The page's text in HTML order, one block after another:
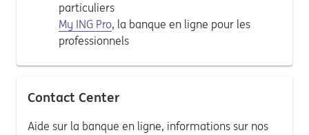
particuliers
My ING Pro, la banque en ligne pour les
professionnels
Contact Center
Aide sur la banque en ligne, informations sur nos